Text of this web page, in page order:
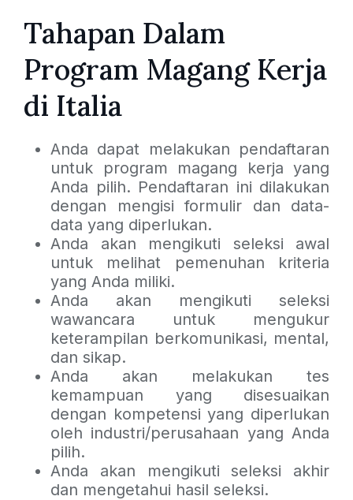
Tahapan Dalam
Program Magang Kerja
di Italia
Anda dapat melakukan pendaftaran
untuk program magang kerja yang
Anda pilih. Pendaftaran ini dilakukan
dengan mengisi formulir dan data-
data yang diperlukan.
Anda akan mengikuti seleksi awal
untuk melihat pemenuhan kriteria
yang Anda miliki.
Anda akan mengikuti seleksi
wawancara untuk mengukur
keterampilan berkomunikasi, mental,
dan sikap.
Anda akan melakukan tes
kemampuan yang disesuaikan
dengan kompetensi yang diperlukan
oleh industri/perusahaan yang Anda
pilih.
Anda akan mengikuti seleksi akhir
dan mengetahui hasil seleksi.